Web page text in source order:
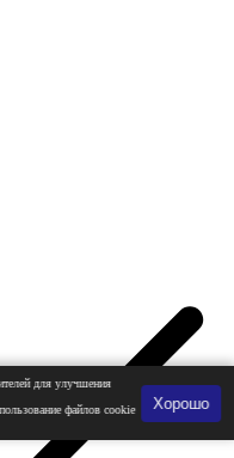
для улучшения
файлов cookie
Хорошо